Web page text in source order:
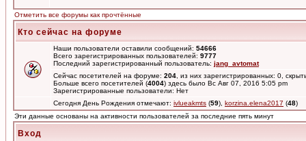
Отметить все форумы как прочтённые
Кто сейчас на форуме
Наши пользователи оставили сообщений: 54666
Всего зарегистрированных пользователей: 9777
Последний зарегистрированный пользователь: jang_avtomat
Сейчас посетителей на форуме: 204 , из них зарегистрированных: 0,
Больше всего посетителей (4004) здесь было Вс Авг 07, 2016 5:05 pm
Зарегистрированные пользователи: Нет
Сегодня День Рождения отмечают: ivlueakmts (59), korzina.elena2017 (48)
Эти данные основаны на активности пользователей за последние пять минут
Вход